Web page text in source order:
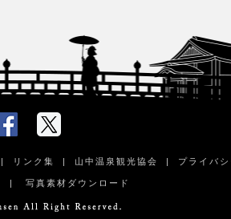
| リンク集 | 山中温泉観光協会 | プライバ
写真素材ダウンロード